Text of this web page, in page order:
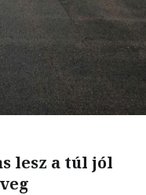
lesz a túl jól